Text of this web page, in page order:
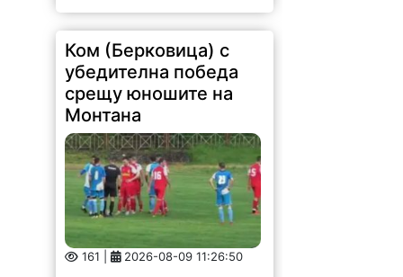
Ком (Берковица) с
убедителна победа
срещу юношите на
Монтана
161 | 2026-08-09 11:26:50